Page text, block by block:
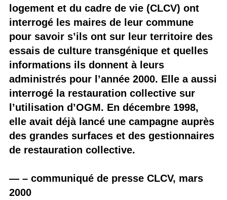
logement et du cadre de vie (CLCV) ont
interrogé les maires de leur commune
pour savoir s’ils ont sur leur territoire des
essais de culture transgénique et quelles
informations ils donnent à leurs
administrés pour l’année 2000. Elle a aussi
interrogé la restauration collective sur
l’utilisation d’OGM. En décembre 1998,
elle avait déjà lancé une campagne auprès
des grandes surfaces et des gestionnaires
de restauration collective.
— – communiqué de presse CLCV, mars
2000